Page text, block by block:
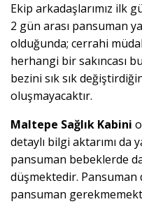
Ekip arkadaşlarımız ilk
2 gün arası pansuman
olduğunda; cerrahi
herhangi bir sakıncası
bezini sık sık
oluşmayacaktır.
Maltepe Sağlık Kabini
detaylı bilgi aktarımı da
pansuman bebeklerde
düşmektedir.
pansuman